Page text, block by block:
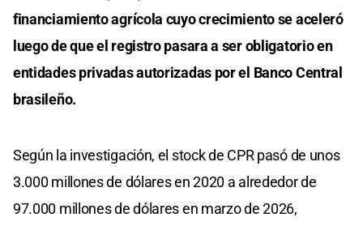
financiamiento agrícola cuyo crecimiento se aceleró
luego de que el registro pasara a ser obligatorio en
entidades privadas autorizadas por el Banco Central
brasileño.
Según la investigación, el stock de CPR pasó de unos
3.000 millones de dólares en 2020 a alrededor de
97.000 millones de dólares en marzo de 2026,